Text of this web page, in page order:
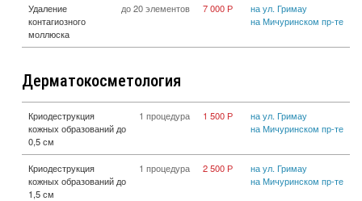
Удаление
контагиозного
моллюска
до 20 элементов 7 000 Р
на ул. Гримау
на Мичуринском пр-те
Дерматокосметология
Криодеструкция
кожных образований до
0,5 см
1 процедура 1 500 Р
на ул. Гримау
на Мичуринском пр-те
Криодеструкция
кожных образований до
1,5 см
1 процедура 2 500 Р
на ул. Гримау
на Мичуринском пр-те